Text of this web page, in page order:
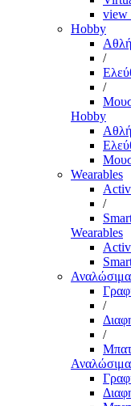
view
Hobby
/
/
Hobby
Wearables
/
Wearables
Αναλώσιμα
/
/
Αναλώσιμα